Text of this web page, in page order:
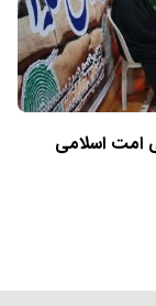
امت اسلامی